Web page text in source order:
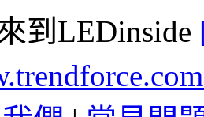
到LEDinside